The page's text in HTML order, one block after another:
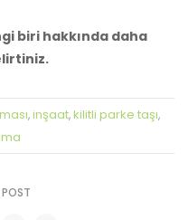
biri hakkında daha
,inşaat,kilitli parke taşı,